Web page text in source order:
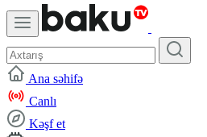
Ana səhifə
Canlı
Kəşf et